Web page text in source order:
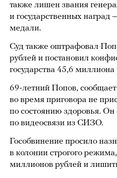
также лишен звания
и государственных наград
медали.
Суд также оштрафовал
рублей и постановил
государства 45,6 миллиона
69-летний Попов,
во время приговора не
по состоянию здоровья. Он
по видеосвязи из СИЗО.
Гособвинение просило
в колонии строгого
миллионов рублей и